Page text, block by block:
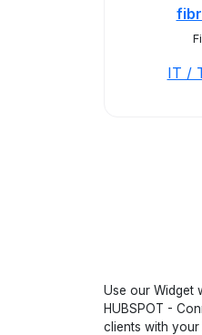
IT /
Use our Widget
HUBSPOT -
clients with your